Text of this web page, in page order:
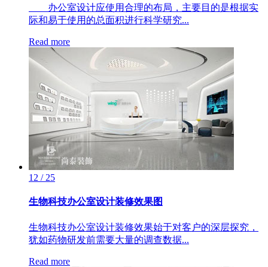
办公室设计应使用合理的布局，主要目的是根据实
际和易于使用的总面积进行科学研究...
Read more
12 / 25
生物科技办公室设计装修效果图
生物科技办公室设计装修效果始于对客户的深层探究，
犹如药物研发前需要大量的调查数据...
Read more